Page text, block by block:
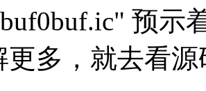
预示
更多，就去看源